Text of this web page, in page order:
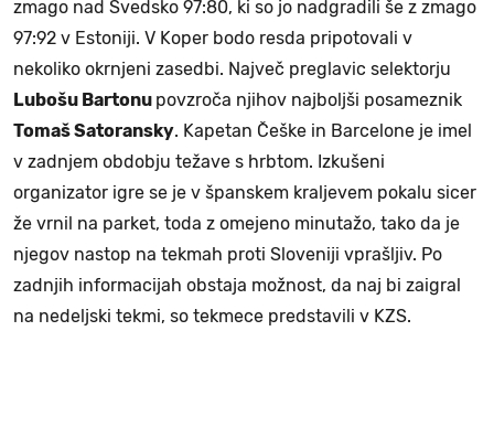
zmago nad Švedsko 97:80, ki so jo nadgradili še z zmago
97:92 v Estoniji. V Koper bodo resda pripotovali v
nekoliko okrnjeni zasedbi. Največ preglavic selektorju
Lubošu Bartonu povzroča njihov najboljši posameznik
Tomaš Satoransky. Kapetan Češke in Barcelone je imel
v zadnjem obdobju težave s hrbtom. Izkušeni
organizator igre se je v španskem kraljevem pokalu sicer
že vrnil na parket, toda z omejeno minutažo, tako da je
njegov nastop na tekmah proti Sloveniji vprašljiv. Po
zadnjih informacijah obstaja možnost, da naj bi zaigral
na nedeljski tekmi, so tekmece predstavili v KZS.